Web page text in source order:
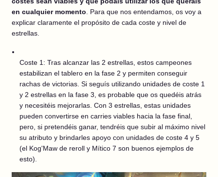
en cualquier momento . Para que nos entendamos, os voy a
explicar claramente el propósito de cada coste y nivel de
estrellas.
Coste 1: Tras alcanzar las 2 estrellas, estos campeones
estabilizan el tablero en la fase 2 y permiten conseguir
rachas de victorias. Si seguís utilizando unidades de coste 1
y 2 estrellas en la fase 3, es probable que os quedéis atrás
y necesitéis mejorarlas. Con 3 estrellas, estas unidades
pueden convertirse en carries viables hacia la fase final,
pero, si pretendéis ganar, tendréis que subir al máximo nivel
su atributo y brindarles apoyo con unidades de coste 4 y 5
(el Kog'Maw de reroll y Mítico 7 son buenos ejemplos de
esto).